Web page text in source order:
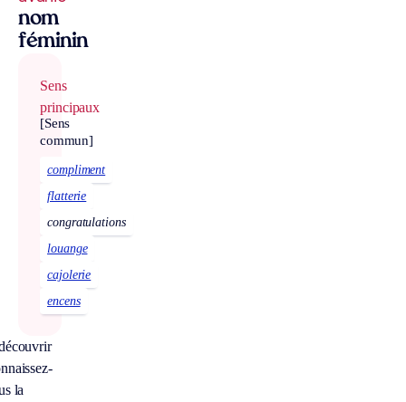
nom
féminin
Sens
principaux
[Sens
commun]
compliment
flatterie
congratulations
louange
cajolerie
encens
la